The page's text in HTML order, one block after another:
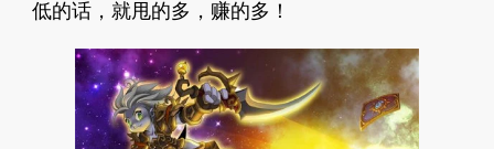
低的话，就甩的多，赚的多！